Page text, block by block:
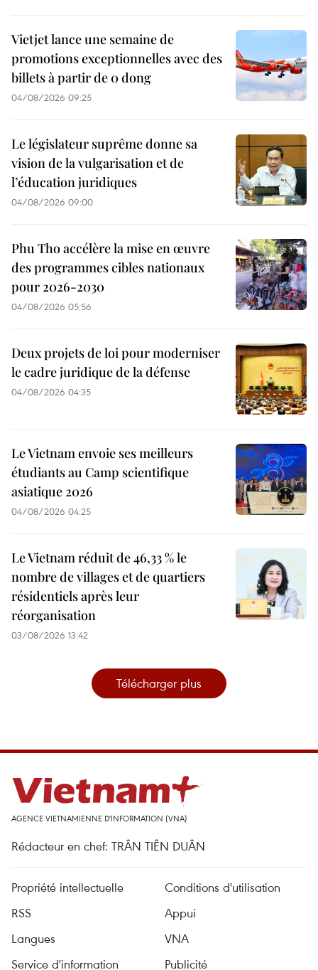
Vietjet lance une semaine de
promotions exceptionnelles avec des
billets à partir de 0 dong
04/08/2026 09:25
Le législateur suprême donne sa
vision de la vulgarisation et de
l’éducation juridiques
04/08/2026 09:00
Phu Tho accélère la mise en œuvre
des programmes cibles nationaux
pour 2026-2030
04/08/2026 05:56
Deux projets de loi pour moderniser
le cadre juridique de la défense
04/08/2026 04:35
Le Vietnam envoie ses meilleurs
étudiants au Camp scientifique
asiatique 2026
04/08/2026 04:25
Le Vietnam réduit de 46,33 % le
nombre de villages et de quartiers
résidentiels après leur
réorganisation
03/08/2026 13:42
Télécharger plus
AGENCE VIETNAMIENNE D'INFORMATION (VNA)
Rédacteur en chef: TRÂN TIÊN DUÂN
Propriété intellectuelle
Conditions d'utilisation
RSS
Appui
Langues
VNA
Service d'information
Publicité